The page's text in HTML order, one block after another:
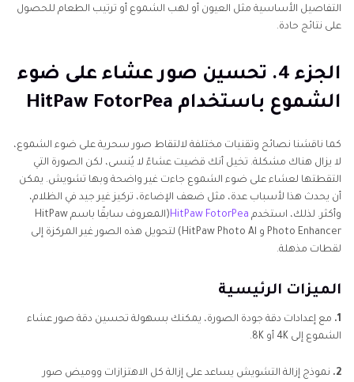
التفاصيل الأساسية مثل العيون أو لهب الشموع أو ترتيب الطعام للحصول
على نتائج حادة.
الجزء 4. تحسين صور عشاء على ضوء
الشموع باستخدام HitPaw FotorPea
كما ناقشنا نصائح وتقنيات مختلفة لالتقاط صور سحرية على ضوء الشموع،
لا يزال هناك مشكلة. تخيل أنك قضيت عشاءً لا يُنسى، لكن الصورة التي
التقطتها لعشاء على ضوء الشموع جاءت غير واضحة وبها تشويش. يمكن
أن يحدث هذا لأسباب عدة، مثل ضعف الإضاءة، تركيز غير جيد في الظلام،
وأكثر. لذلك، استخدم HitPaw FotorPea
(المعروف سابقًا باسم HitPaw
Photo Enhancer و HitPaw Photo Al) لتحويل هذه الصور غير المركزة إلى
لقطات مذهلة.
الميزات الرئيسية
1.
مع إعدادات دقة جودة الصورة، يمكنك بسهولة تحسين دقة صور عشاء
الشموع إلى 4K أو 8K.
2.
نموذج إزالة التشويش يساعد على إزالة كل الاهتزازات ووميض صور